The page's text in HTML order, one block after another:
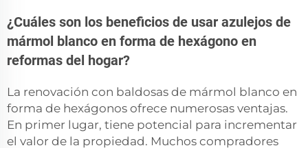
¿Cuáles son los beneficios de usar azulejos de
mármol blanco en forma de hexágono en
reformas del hogar?
La renovación con baldosas de mármol blanco en
forma de hexágonos ofrece numerosas ventajas.
En primer lugar, tiene potencial para incrementar
el valor de la propiedad. Muchos compradores